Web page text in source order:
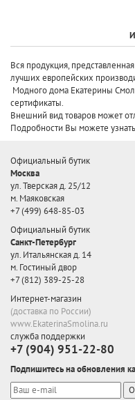
Вся продукция,
лучших европейских
Модного дома Екатерины
сертификаты.
Внешний вид товаров может
Подробности Вы можете
Официальный бутик
Москва
ул. Тверская д. 25/12
м. Маяковская
+7 (499) 648-85-03
Официальный бутик
Санкт-Петербург
ул. Итальянская д. 14
м. Гостиный двор
+7 (812) 389-25-28
Интернет-магазин
(доставка по России)
www.EkaterinaSmolina.ru
служба поддержки
+7 (904) 951-22-80
Подпишитесь на обновления